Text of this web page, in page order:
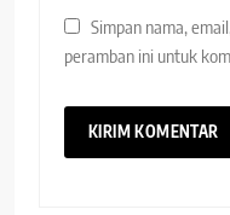
Simpan nama,
peramban ini untuk